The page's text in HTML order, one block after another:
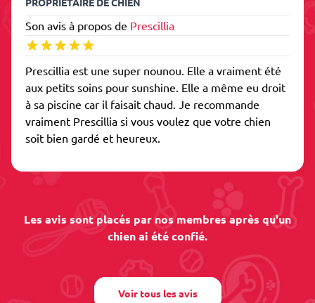
Son avis à propos de Prescillia
Prescillia est une super nounou. Elle a vraiment été
aux petits soins pour sunshine. Elle a même eu droit
à sa piscine car il faisait chaud. Je recommande
vraiment Prescillia si vous voulez que votre chien
soit bien gardé et heureux.
Les avis sont placés par nos membres après qu'un
chien ai été confié.
Voir tous les avis